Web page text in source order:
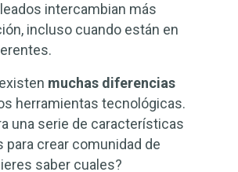
intercambian más
incluso cuando están en
muchas diferencias
herramientas tecnológicas.
una serie de características
para crear comunidad de
saber cuales?